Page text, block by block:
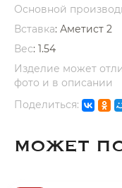
Основной
Вставка: Аметист 2
Вес: 1.54
Изделие может
фото и в описании
Поделиться:
МОЖЕТ